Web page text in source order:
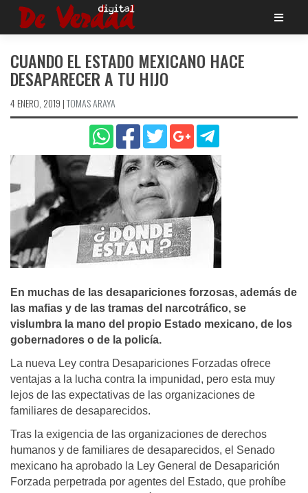
Saltar
CUANDO EL ESTADO MEXICANO HACE
DESAPARECER A TU HIJO
4 ENERO, 2019 |TOMAS ARAYA
En muchas de las desapariciones forzosas, además de
las mafias y de las tramas del narcotráfico, se
vislumbra la mano del propio Estado mexicano, de los
gobernadores o de la policía.
La nueva Ley contra Desapariciones Forzadas ofrece
ventajas a la lucha contra la impunidad, pero esta muy
lejos de las expectativas de las organizaciones de
familiares de desaparecidos.
Tras la exigencia de las organizaciones de derechos
humanos y de familiares de desaparecidos, el Senado
mexicano ha aprobado la Ley General de Desaparición
Forzada perpetrada por agentes del Estado, que prohíbe